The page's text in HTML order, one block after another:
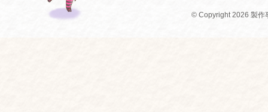
© Copyright 2026 製作